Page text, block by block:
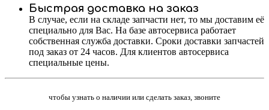
Быстрая доставка на заказ
В случае, если на складе запчасти нет, то мы доставим её
специально для Вас. На базе автосервиса работает
собственная служба доставки. Сроки доставки запчастей
под заказ от 24 часов. Для клиентов автосервиса
специальные цены.
чтобы узнать о наличии или сделать заказ, звоните